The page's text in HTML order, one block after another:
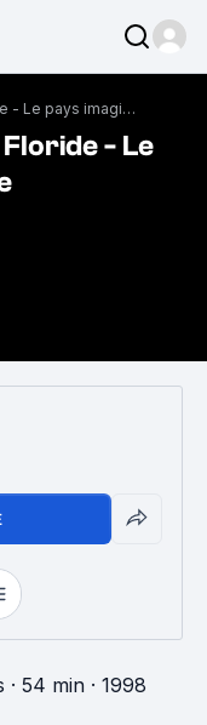
Attractions en Floride - Le pays imaginaire
- Le
· 54 min · 1998